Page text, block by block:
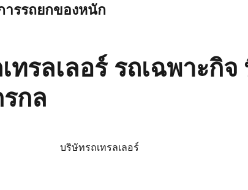
ารรถยกของหนัก
ทรลเลอร์ รถเฉพาะกิจ
กล
บริษัทรถเทรลเลอร์